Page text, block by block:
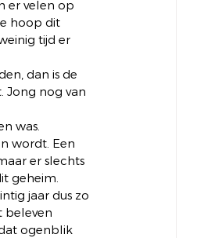
er velen op
hoop dit
tijd er
dan is de
Jong nog van
was.
wordt. Een
er slechts
geheim.
jaar dus zo
beleven
ogenblik